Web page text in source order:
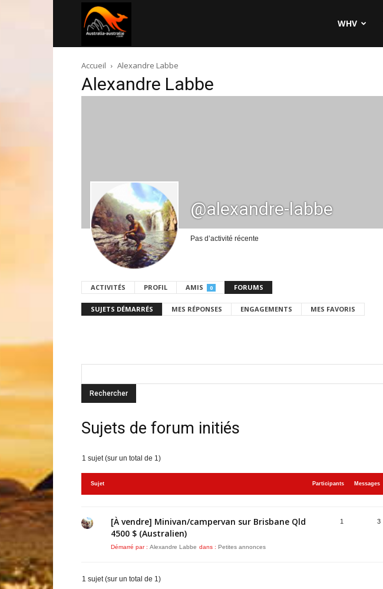
australie.com
WHV
Accueil Alexandre Labbe
Alexandre Labbe
@alexandre-labbe
Pas d’activité récente
ACTIVITÉS PROFIL AMIS 0 FORUMS
SUJETS DÉMARRÉS MES RÉPONSES ENGAGEMENTS MES FAVORIS
Sujets de forum initiés
1 sujet (sur un total de 1)
Sujet Participants Messages
[À vendre] Minivan/campervan sur Brisbane Qld
4500 $ (Australien)
Démarré par : Alexandre Labbe dans : Petites annonces
1 3
1 sujet (sur un total de 1)